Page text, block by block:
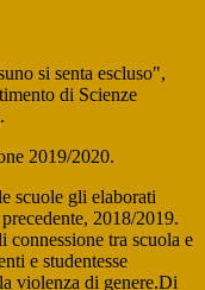
si senta escluso",
di Scienze
2019/2020.
scuole gli elaborati
2018/2019.
connessione tra scuola e
e studentesse
violenza di genere.Di